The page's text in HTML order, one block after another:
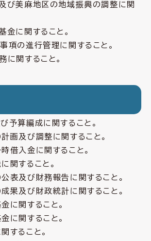
び美麻地区の地域振興の調整に関
金に関すること。
項の進行管理に関すること。
に関すること。
予算編成に関すること。
計画及び調整に関すること。
借入金に関すること。
関すること。
公表及び財務報告に関すること。
成果及び財政統計に関すること。
に関すること。
に関すること。
すること。